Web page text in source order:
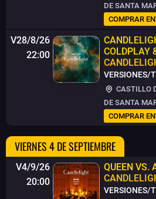
DE SANTA
COMPRAR
V28/8/26
22:00
COLDPLAY
VERSIONES/
CASTILLO
DE SANTA
COMPRAR
VIERNES 4 DE SEPTIEMBRE
V4/9/26
20:00
QUEEN VS.
VERSIONES/